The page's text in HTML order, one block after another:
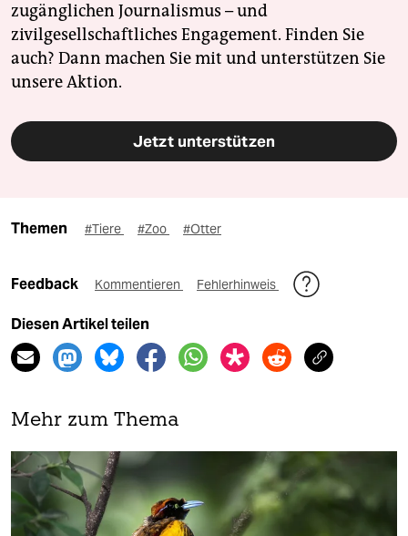
zugänglichen Journalismus – und
zivilgesellschaftliches Engagement. Finden Sie
auch? Dann machen Sie mit und unterstützen Sie
unsere Aktion.
Jetzt unterstützen
Themen #Tiere #Zoo #Otter
Feedback Kommentieren Fehlerhinweis
Diesen Artikel teilen
Mehr zum Thema